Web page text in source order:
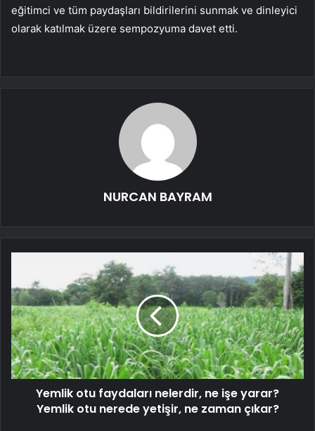
eğitimci ve tüm paydaşları bildirilerini sunmak ve dinleyici
olarak katılmak üzere sempozyuma davet etti.
NURCAN BAYRAM
Yemlik otu faydaları nelerdir, ne işe yarar?
Yemlik otu nerede yetişir, ne zaman çıkar?